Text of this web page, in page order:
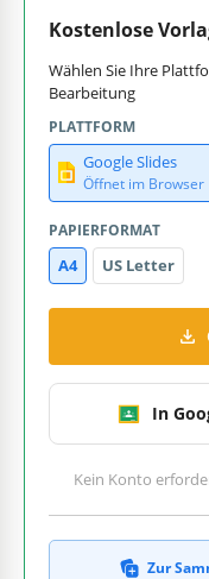
Kostenlose
Wählen Sie Ihre
Bearbeitung
PLATTFORM
Google Slides
Öffnet im Browser
PAPIERFORMAT
A4 US Letter
In
Kein Konto
Zur